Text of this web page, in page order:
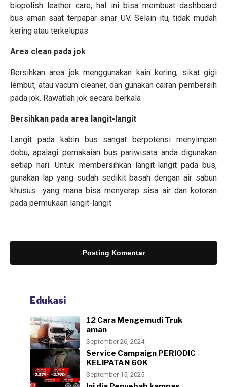
biopolish leather care, hal ini bisa membuat dashboard
bus aman saat terpapar sinar UV. Selain itu, tidak mudah
kering atau terkelupas
Area clean pada jok
Bersihkan area jok menggunakan kain kering, sikat gigi
lembut, atau vacum cleaner, dan gunakan cairan pembersih
pada jok. Rawatlah jok secara berkala
Bersihkan pada area langit-langit
Langit pada kabin bus sangat berpotensi menyimpan
debu, apalagi pemakaian bus pariwisata anda digunakan
setiap hari. Untuk membersihkan langit-langit pada bus,
gunakan lap yang sudah sedikit basah dengan air sabun
khusus yang mana bisa menyerap sisa air dan kotoran
pada permukaan langit-langit
Posting Komentar
Edukasi
Adminadmin-aadmin
12 Cara Mengemudi Truk
aman
September 26, 2024
Service Campaign PERIODIC
KELIPATAN 60K
September 15, 2025